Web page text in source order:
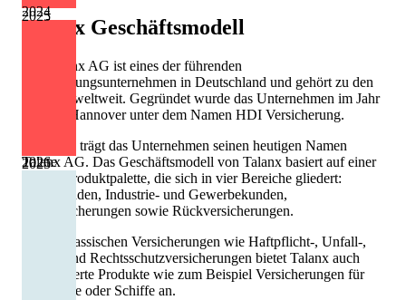
2025
2026e
2024
2025
Talanx Geschäftsmodell
Die Talanx AG ist eines der führenden
Versicherungsunternehmen in Deutschland und gehört zu den
Top 100 weltweit. Gegründet wurde das Unternehmen im Jahr
1903 in Hannover unter dem Namen HDI Versicherung.
Seit 2012 trägt das Unternehmen seinen heutigen Namen
Talanx AG. Das Geschäftsmodell von Talanx basiert auf einer
breiten Produktpalette, die sich in vier Bereiche gliedert:
Privatkunden, Industrie- und Gewerbekunden,
Erstversicherungen sowie Rückversicherungen.
Neben klassischen Versicherungen wie Haftpflicht-, Unfall-,
Wohn- und Rechtsschutzversicherungen bietet Talanx auch
spezialisierte Produkte wie zum Beispiel Versicherungen für
Flugzeuge oder Schiffe an.